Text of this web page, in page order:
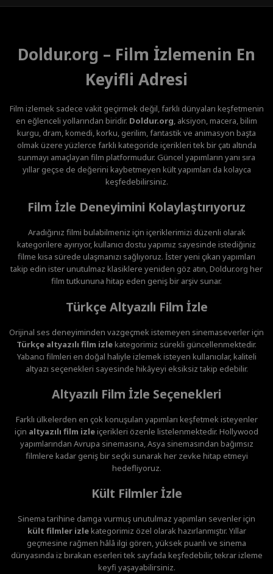
Doldur.org – Film İzlemenin En
Keyifli Adresi
Film izlemek sadece vakit geçirmek değil, farklı dünyaları keşfetmenin
en eğlenceli yollarından biridir. Doldur.org, aksiyon, macera, bilim
kurgu, dram, komedi, korku, gerilim, fantastik ve animasyon başta
olmak üzere yüzlerce farklı kategoride içerikleri tek bir çatı altında
sunmayı amaçlayan film platformudur. Güncel yapımların yanı sıra
yıllar geçse de değerini kaybetmeyen kült yapımları da kolayca
keşfedebilirsiniz.
Film İzle Deneyimini Kolaylaştırıyoruz
Aradığınız filmi bulabilmeniz için içeriklerimizi düzenli olarak
kategorilere ayırıyor, kullanıcı dostu yapımız sayesinde istediğiniz
filme kısa sürede ulaşmanızı sağlıyoruz. İster yeni çıkan yapımları
takip edin ister unutulmaz klasiklere yeniden göz atın, Doldur.org her
film tutkununa hitap eden geniş bir arşiv sunar.
Türkçe Altyazılı Film İzle
Orijinal ses deneyiminden vazgeçmek istemeyen sinemaseverler için
Türkçe altyazılı film izlekategorimiz sürekli güncellenmektedir.
Yabancı filmleri en doğal haliyle izlemek isteyen kullanıcılar, kaliteli
altyazı seçenekleri sayesinde hikâyeyi eksiksiz takip edebilir.
Altyazılı Film İzle Seçenekleri
Farklı ülkelerden en çok konuşulan yapımları keşfetmek isteyenler
için altyazılı film izleiçerikleri özenle listelenmektedir. Hollywood
yapımlarından Avrupa sinemasına, Asya sinemasından bağımsız
filmlere kadar geniş bir seçki sunarak her zevke hitap etmeyi
hedefliyoruz.
Kült Filmler İzle
Sinema tarihine damga vurmuş unutulmaz yapımları sevenler için
kült filmler izlekategorimiz özel olarak hazırlanmıştır. Yıllar
geçmesine rağmen hâlâ ilgi gören, yüksek puanlı ve sinema
dünyasında iz bırakan eserleri tek sayfada keşfedebilir, tekrar izleme
keyfi yaşayabilirsiniz.